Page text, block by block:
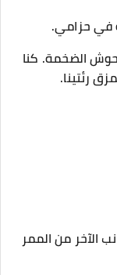
في حزامي.
الضخمة. كنا
رئتينا.
الآخر من الممر